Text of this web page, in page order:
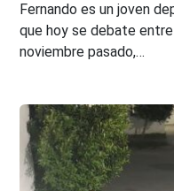
Fernando es un joven
que hoy se debate
noviembre pasado,…